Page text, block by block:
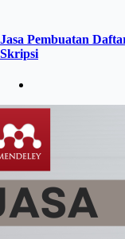
Jasa Pembuatan
Skripsi